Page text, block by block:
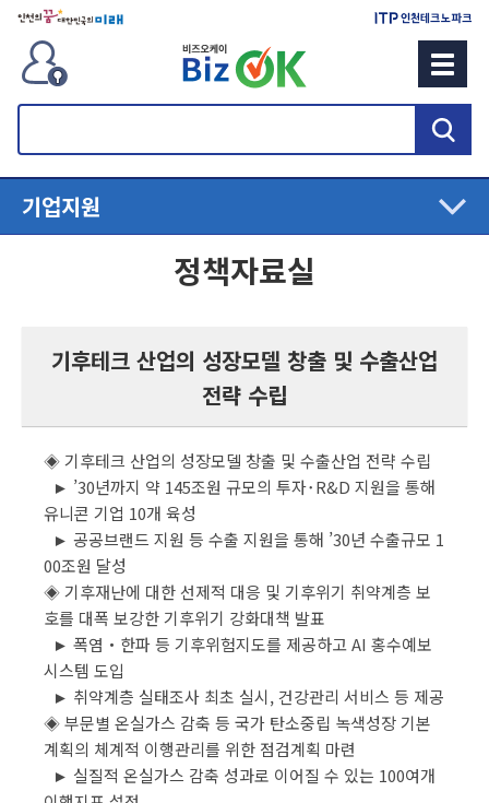
검
기업지원
정책자료실
기후테크 산업의 성장모델 창출 및 수출산업
전략 수립
◈ 기후테크 산업의 성장모델 창출 및 수출산업 전략 수립
► ’30년까지 약 145조원 규모의 투자･R&D 지원을 통해
유니콘 기업 10개 육성
► 공공브랜드 지원 등 수출 지원을 통해 ’30년 수출규모 1
00조원 달성
◈ 기후재난에 대한 선제적 대응 및 기후위기 취약계층 보
호를 대폭 보강한 기후위기 강화대책 발표
► 폭염‧한파 등 기후위험지도를 제공하고 AI 홍수예보
시스템 도입
► 취약계층 실태조사 최초 실시, 건강관리 서비스 등 제공
◈ 부문별 온실가스 감축 등 국가 탄소중립 녹색성장 기본
계획의 체계적 이행관리를 위한 점검계획 마련
► 실질적 온실가스 감축 성과로 이어질 수 있는 100여개